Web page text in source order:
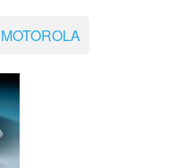
MOTOROLA